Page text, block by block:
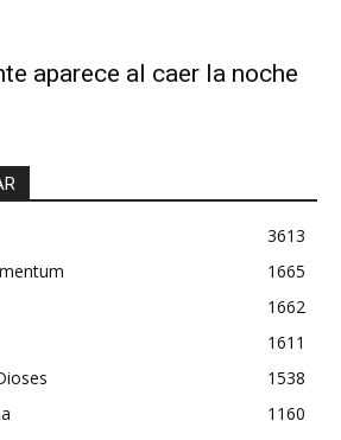
aparece al caer la noche
3613
1665
1662
1611
1538
1160